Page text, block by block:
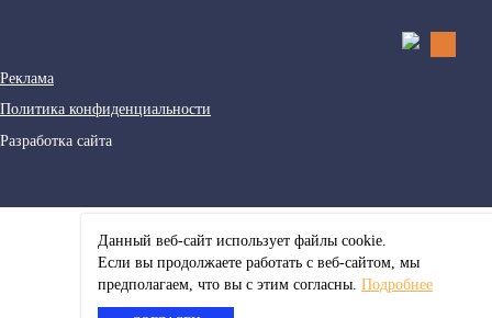
Реклама
Политика конфиденциальности
Разработка сайта
Данный веб-сайт использует файлы сookie.
Если вы продолжаете работать с веб-сайтом, мы
предполагаем, что вы с этим согласны. Подробнее